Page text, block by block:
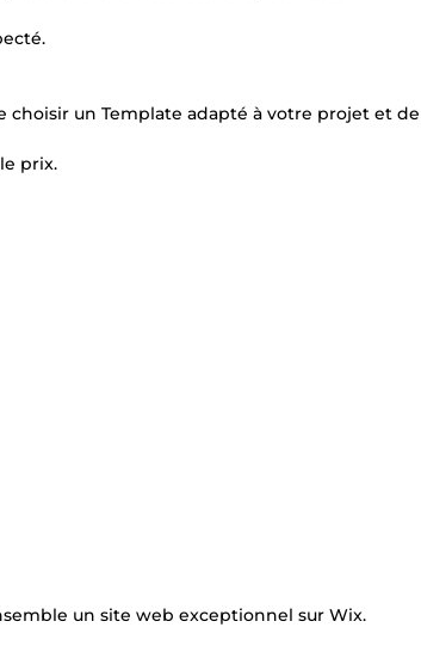
choisir un Template adapté à votre projet et
prix.
un site web exceptionnel sur Wix.